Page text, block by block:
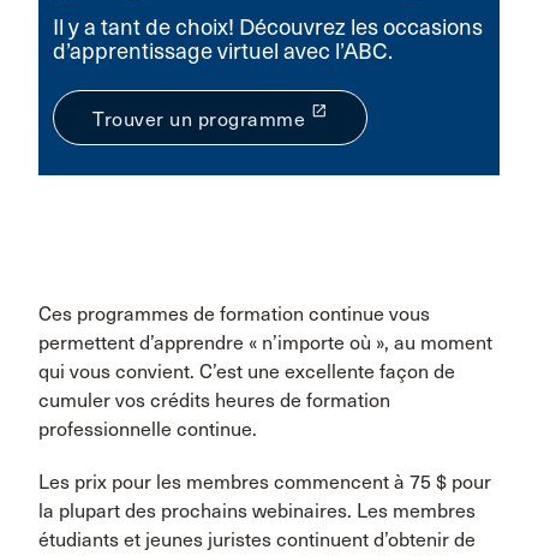
Il y a tant de choix! Découvrez les occasions
d’apprentissage virtuel avec l’ABC.
Trouver un programme launch
Ces programmes de formation continue vous
permettent d’apprendre « n’importe où », au moment
qui vous convient. C’est une excellente façon de
cumuler vos crédits heures de formation
professionnelle continue.
Les prix pour les membres commencent à 75 $ pour
la plupart des prochains webinaires. Les membres
étudiants et jeunes juristes continuent d’obtenir de